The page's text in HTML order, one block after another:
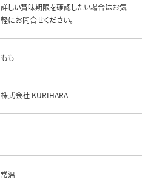
詳しい賞味期限を確認したい場合はお気
軽にお問合せください。
もも
株式会社 KURIHARA
常温